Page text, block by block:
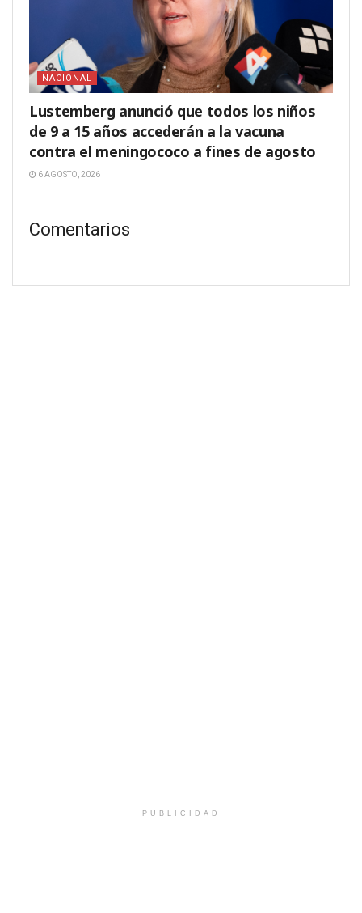
NACIONAL
Lustemberg anunció que todos los niños
de 9 a 15 años accederán a la vacuna
contra el meningococo a fines de agosto
6 AGOSTO, 2026
Comentarios
PUBLICIDAD